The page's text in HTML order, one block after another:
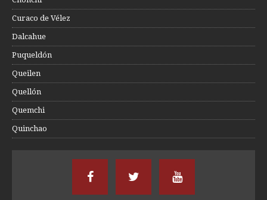
Curaco de Vélez
Dalcahue
Puqueldón
Queilen
Quellón
Quemchi
Quinchao